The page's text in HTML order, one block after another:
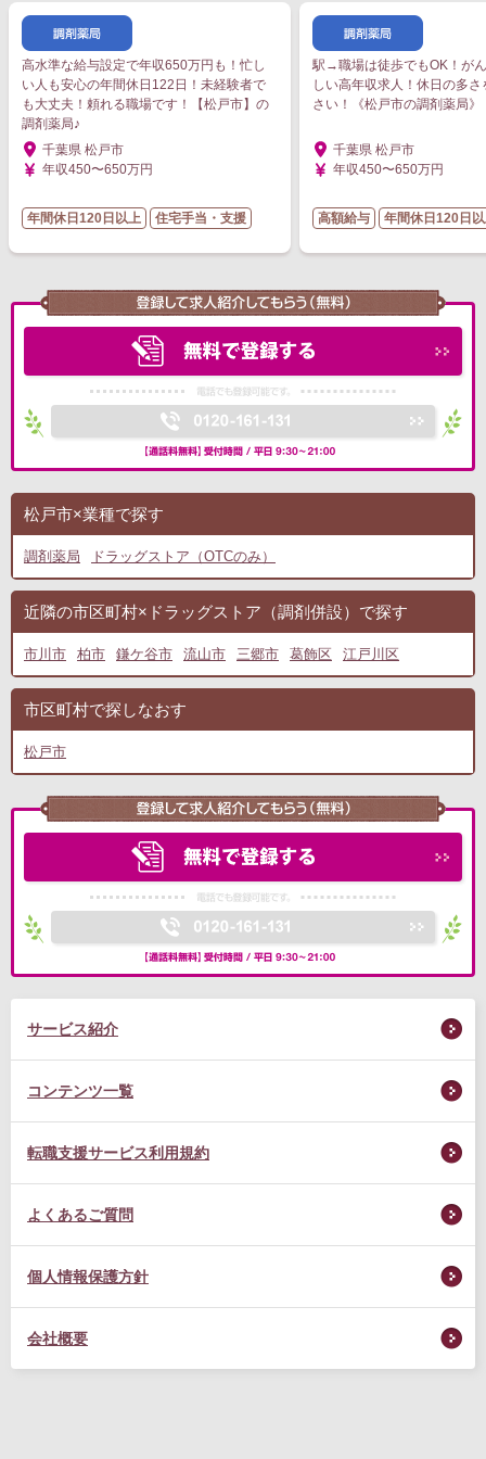
高水準な給与設定で年収650万円も！忙し
い人も安心の年間休日122日！未経験者で
も大丈夫！頼れる職場です！【松戸市】の
調剤薬局♪
千葉県 松戸市
年収450〜650万円
年間休日120日以上 住宅手当・支援
駅→職場は徒歩でもOK！が
しい高年収求人！休日の多
さい！《松戸市の調剤薬局》
千葉県 松戸市
年収450〜650万円
高額給与 年間休日120日
松戸市×業種で探す
調剤薬局 ドラッグストア（OTCのみ）
近隣の市区町村×ドラッグストア（調剤併設）で探す
市川市 柏市 鎌ケ谷市 流山市 三郷市 葛飾区 江戸川区
市区町村で探しなおす
松戸市
サービス紹介
コンテンツ一覧
転職支援サービス利用規約
よくあるご質問
個人情報保護方針
会社概要